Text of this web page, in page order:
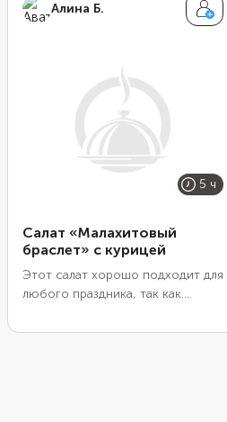
Алина Б.
5 ч
Салат «Малахитовый
браслет» с курицей
Этот салат хорошо подходит для
любого праздника, так как
благодаря тонким ломтикам